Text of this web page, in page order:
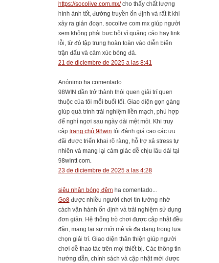
https://socolive.com.mx/cho thấy chất lượng
hình ảnh tốt, đường truyền ổn định và rất ít khi
xảy ra gián đoạn. socolive com mx giúp người
xem không phải bực bội vì quảng cáo hay link
lỗi, từ đó tập trung hoàn toàn vào diễn biến
trận đấu và cảm xúc bóng đá.
21 de diciembre de 2025 a las 8:41
Anónimo ha comentado...
98WIN dần trở thành thói quen giải trí quen
thuộc của tôi mỗi buổi tối. Giao diện gọn gàng
giúp quá trình trải nghiệm liền mạch, phù hợp
để nghỉ ngơi sau ngày dài mệt mỏi. Khi truy
cập trang chủ 98win tôi đánh giá cao các ưu
đãi được triển khai rõ ràng, hỗ trợ xả stress tự
nhiên và mang lại cảm giác dễ chịu lâu dài tại
98wintt com.
23 de diciembre de 2025 a las 4:28
siêu nhân bóng đêm ha comentado...
Go8 được nhiều người chơi tin tưởng nhờ
cách vận hành ổn định và trải nghiệm sử dụng
đơn giản. Hệ thống trò chơi được cập nhật đều
đặn, mang lại sự mới mẻ và đa dạng trong lựa
chọn giải trí. Giao diện thân thiện giúp người
chơi dễ thao tác trên mọi thiết bị. Các thông tin
hướng dẫn, chính sách và cập nhật mới được